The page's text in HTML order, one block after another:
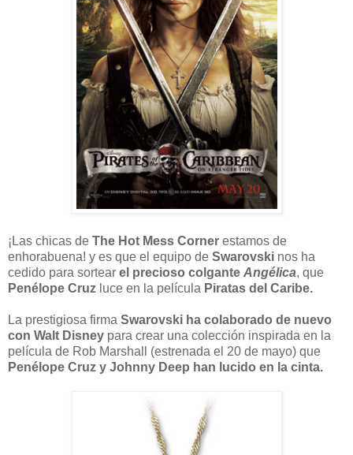
¡Las chicas de The Hot Mess Corner estamos de
enhorabuena! y es que el equipo de Swarovski nos ha
cedido para sortear el precioso colgante Angélica, que
Penélope Cruz luce en la película Piratas del Caribe.
La prestigiosa firma Swarovski ha colaborado de nuevo
con Walt Disney para crear una colección inspirada en la
película de Rob Marshall (estrenada el 20 de mayo) que
Penélope Cruz y Johnny Deep han lucido en la cinta.